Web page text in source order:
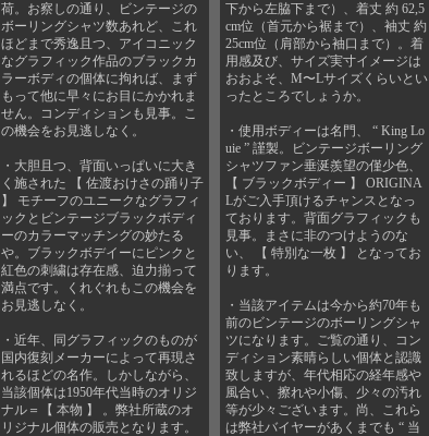
荷。お察しの通り、ビンテージの
ボーリングシャツ数あれど、これ
ほどまで秀逸且つ、アイコニック
なグラフィック作品のブラックカ
ラーボディの個体に拘れば、まず
もって他に早々にお目にかかれま
せん。コンディションも見事。こ
の機会をお見逃しなく。
・大胆且つ、背面いっぱいに大き
く施された 【 佐渡おけさの踊り子
】 モチーフのユニークなグラフィ
ックとビンテージブラックボディ
ーのカラーマッチングの妙たる
や。ブラックボデイーにピンクと
紅色の刺繍は存在感、迫力揃って
満点です。くれぐれもこの機会を
お見逃しなく。
・近年、同グラフィックのものが
国内復刻メーカーによって再現さ
れるほどの名作。しかしながら、
当該個体は1950年代当時のオリジ
ナル＝【 本物 】 。弊社所蔵のオ
リジナル個体の販売となります。
下から左脇下まで）、着丈 約 62,5
cm位（首元から裾まで）、袖丈 約
25cm位（肩部から袖口まで）。着
用感及び、サイズ実寸イメージは
おおよそ、M〜Lサイズくらいとい
ったところでしょうか。
・使用ボディーは名門、 “ King Lo
uie ” 謹製。ビンテージボーリング
シャツファン垂涎羨望の僅少色、
【 ブラックボディー 】 ORIGINA
Lがご入手頂けるチャンスとなっ
ております。背面グラフィックも
見事。まさに非のつけようのな
い、 【 特別な一枚 】 となってお
ります。
・当該アイテムは今から約70年も
前のビンテージのボーリングシャ
ツになります。ご覧の通り、コン
ディション素晴らしい個体と認識
致しますが、年代相応の経年感や
風合い、擦れや小傷、少々の汚れ
等が少々ございます。尚、これら
は弊社バイヤーがあくまでも “ 当